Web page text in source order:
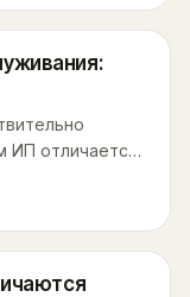
ИП отличается